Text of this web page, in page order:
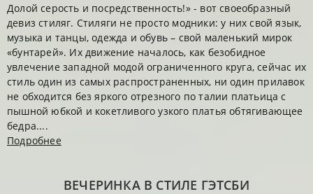
Долой серость и посредственность!» - вот своеобразный
девиз стиляг. Стиляги не просто модники: у них свой язык,
музыка и танцы, одежда и обувь – свой маленький мирок
«бунтарей». Их движение началось, как безобидное
увлечение западной модой ограниченного круга, сейчас их
стиль один из самых распространенных, ни один прилавок
не обходится без яркого отрезного по талии платьица с
пышной юбкой и кокетливого узкого платья обтягивающее
бедра....
Подробнее
ВЕЧЕРИНКА В СТИЛЕ ГЭТСБИ